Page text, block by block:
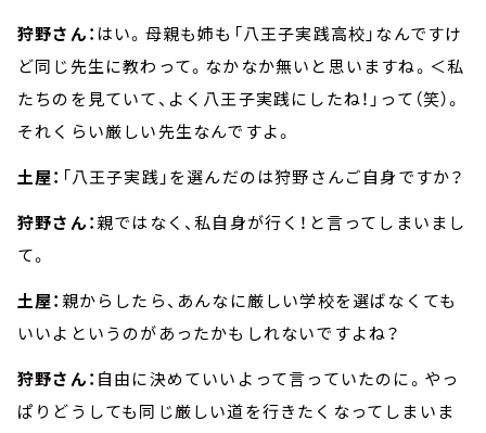
狩野さん： はい。母親も姉も「八王子実践高校」なんですけ
ど同じ先生に教わって。なかなか無いと思いますね。＜私
たちのを見ていて、よく八王子実践にしたね！」って（笑）。
それくらい厳しい先生なんですよ。
土屋： 「八王子実践」を選んだのは狩野さんご自身ですか？
狩野さん：親ではなく、私自身が行く！と言ってしまいまし
て。
土屋： 親からしたら、あんなに厳しい学校を選ばなくても
いいよというのがあったかもしれないですよね？
狩野さん： 自由に決めていいよって言っていたのに。やっ
ぱりどうしても同じ厳しい道を行きたくなってしまいま